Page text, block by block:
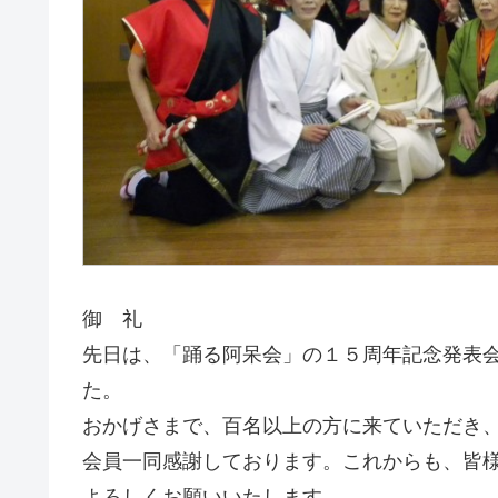
御 礼
先日は、「踊る阿呆会」の１５周年記念発表
た。
おかげさまで、百名以上の方に来ていただき
会員一同感謝しております。これからも、皆